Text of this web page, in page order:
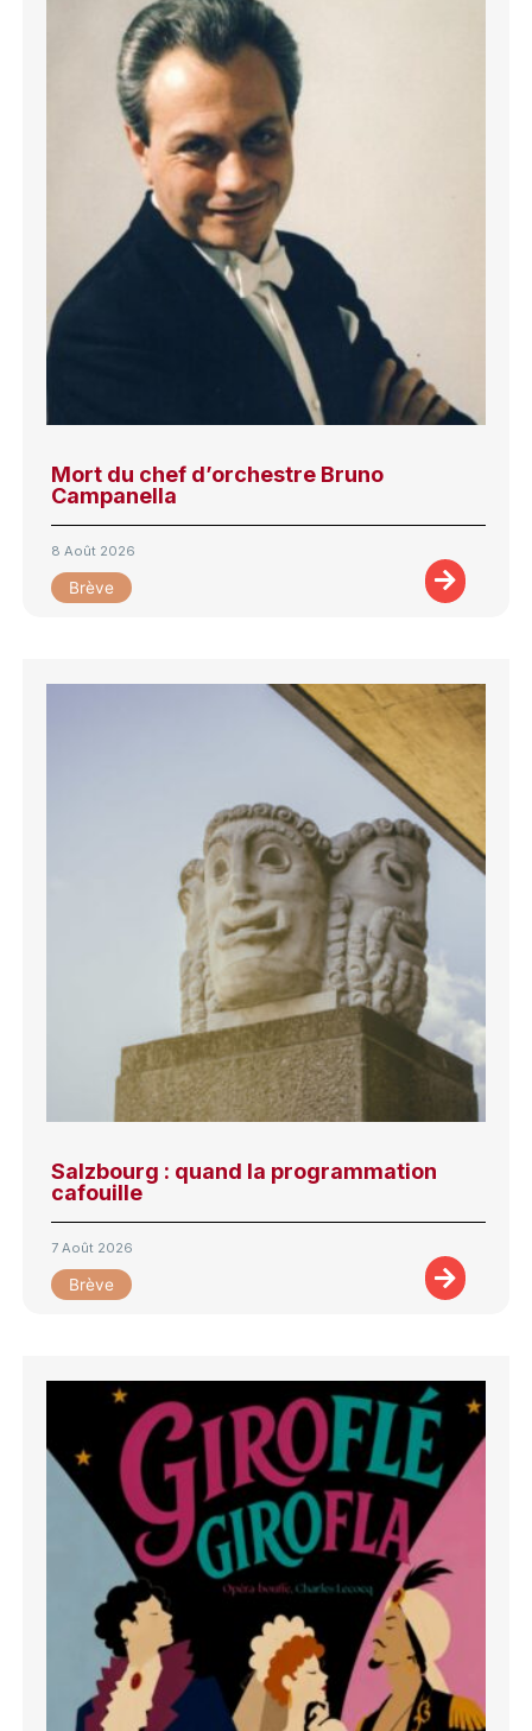
Mort du chef d’orchestre Bruno
Campanella
8 Août 2026
Brève
Salzbourg : quand la programmation
cafouille
7 Août 2026
Brève